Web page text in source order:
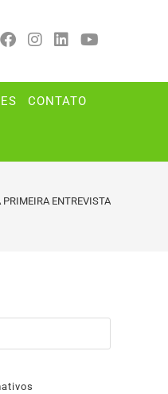
CONTATO
PRIMEIRA ENTREVISTA